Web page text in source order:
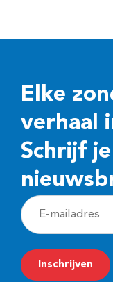
Elke
verhaal
Schrijf
E
-
m
a
Inschrijven